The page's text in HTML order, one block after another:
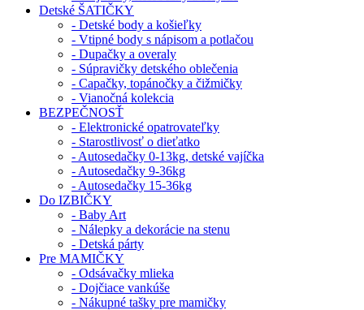
Detské ŠATIČKY
- Detské body a košieľky
- Vtipné body s nápisom a potlačou
- Dupačky a overaly
- Súpravičky detského oblečenia
- Capačky, topánočky a čižmičky
- Vianočná kolekcia
BEZPEČNOSŤ
- Elektronické opatrovateľky
- Starostlivosť o dieťatko
- Autosedačky 0-13kg, detské vajíčka
- Autosedačky 9-36kg
- Autosedačky 15-36kg
Do IZBIČKY
- Baby Art
- Nálepky a dekorácie na stenu
- Detská párty
Pre MAMIČKY
- Odsávačky mlieka
- Dojčiace vankúše
- Nákupné tašky pre mamičky